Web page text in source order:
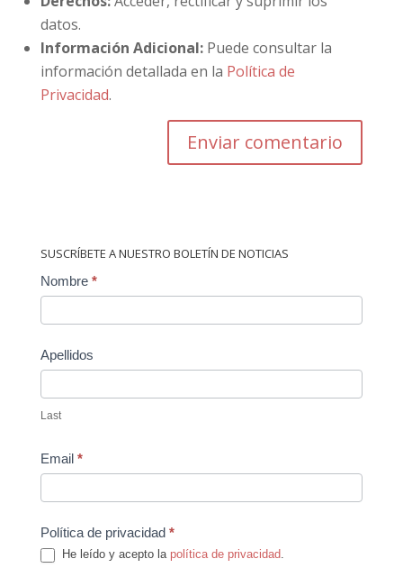
datos.
Información Adicional:Puede consultar la
información detallada en la Política de
Privacidad.
SUSCRÍBETE A NUESTRO BOLETÍN DE NOTICIAS
Contact
Nombre *
Apellidos
Last
Email *
Política de privacidad *
He leído y acepto la política de privacidad.